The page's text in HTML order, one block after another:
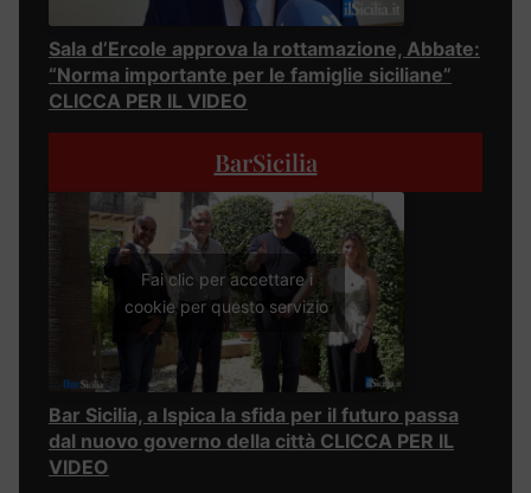
Sala d’Ercole approva la rottamazione, Abbate:
“Norma importante per le famiglie siciliane”
CLICCA PER IL VIDEO
BarSicilia
Fai clic per accettare i
cookie per questo servizio
Bar Sicilia, a Ispica la sfida per il futuro passa
dal nuovo governo della città CLICCA PER IL
VIDEO